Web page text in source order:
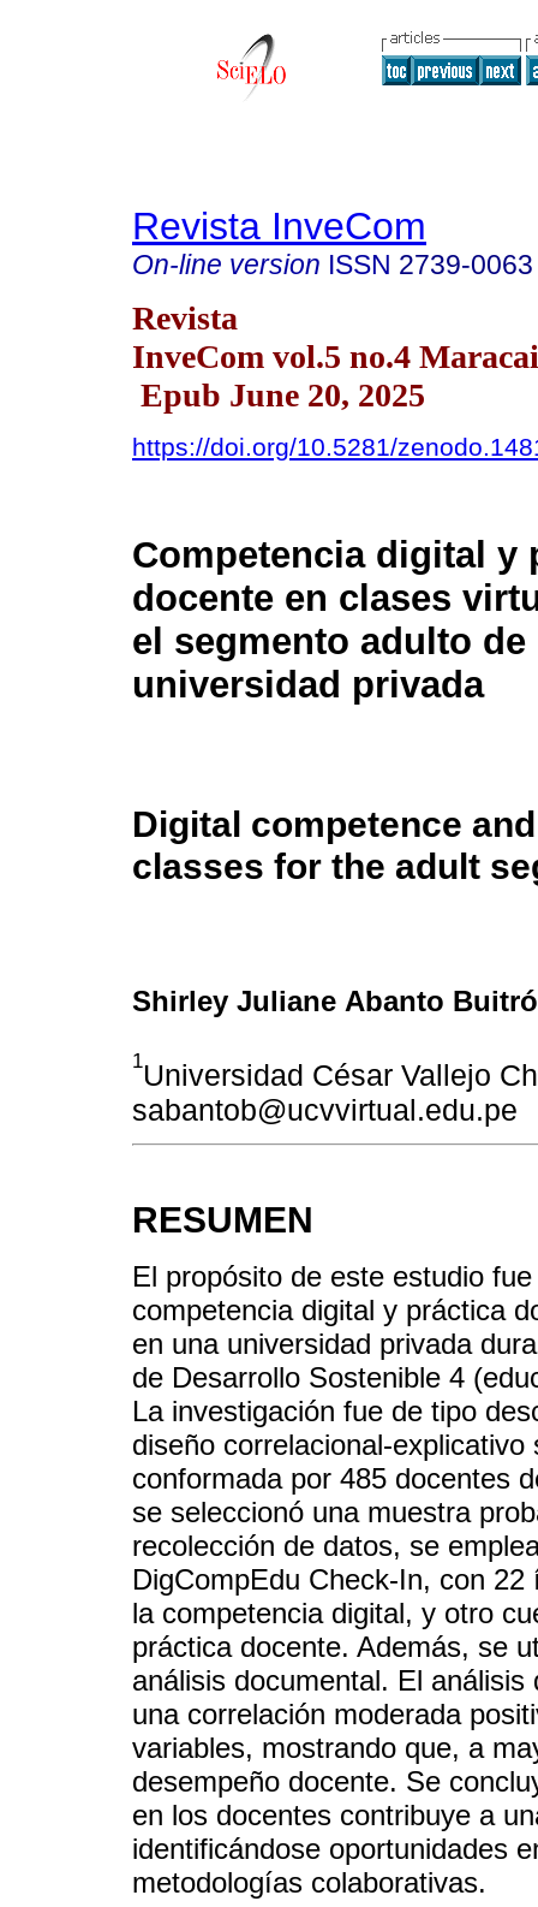
Revista InveCom
On-line version ISSN 2739-0063
Revista
InveCom vol.5 no.4
Epub June 20, 2025
https://doi.org/10.5281/
Competencia digital y
docente en clases
el segmento adulto de
universidad privada
Digital competence
classes for the adult
Shirley Juliane Abanto
1Universidad César Vallejo
sabantob@ucvvirtual.edu.pe
RESUMEN
El propósito de este estudio
competencia digital y práctica
en una universidad privada
de Desarrollo Sostenible 4
La investigación fue de tipo
diseño correlacional-
conformada por 485 docentes
se seleccionó una muestra
recolección de datos, se
DigCompEdu Check-In, con
la competencia digital, y otro
práctica docente. Además, se
análisis documental. El
una correlación moderada
variables, mostrando que, a
desempeño docente. Se
en los docentes contribuye a
identificándose oportunidades
metodologías colaborativas.